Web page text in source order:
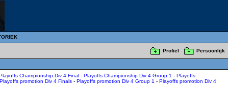
Profiel Persoonlijk
Championship Div 4 Final - Playoffs Championship Div 4 Group 1 - Playoffs
Playoffs promotion Div 4 Finals - Playoffs promotion Div 4 Group 1 - Playoffs promotion Div 4